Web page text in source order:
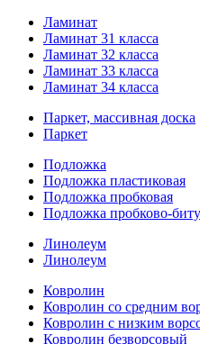
Ламинат
Ламинат 31 класса
Ламинат 32 класса
Ламинат 33 класса
Ламинат 34 класса
Паркет, массивная доска
Паркет
Подложка
Подложка пластиковая
Подложка пробковая
Подложка пробково-
Линолеум
Линолеум
Ковролин
Ковролин со средним
Ковролин с низким
Ковролин безворсовый